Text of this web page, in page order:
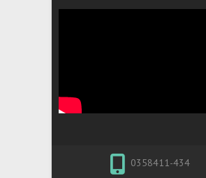
0358411-434